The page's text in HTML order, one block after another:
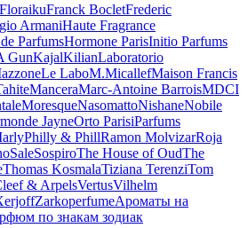
FloraikuFranck BocletFrederic
ArmaniHaute Fragrance
ParfumsHormone ParisInitio Parfums
GunKajalKilianLaboratorio
Le LaboM.MicallefMaison Francis
ManceraMarc-Antoine BarroisMDCI
MoresqueNasomattoNishaneNobile
JayneOrto ParisiParfums
Philly & PhillRamon MolvizarRoja
SaleSospiroThe House of OudThe
Thomas KosmalaTiziana TerenziTom
& ArpelsVertusVilhelm
ZarkoperfumeАроматы на
по знакам зодиак